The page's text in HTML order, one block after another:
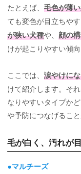
たとえば、 毛色が薄
ても変色が目立ちやす
が狭い犬種や、 顔の
けが起こりやすい傾向
ここでは、 涙やけに
けて紹介します。そ
なりやすいタイプか
や予防につなげること
毛が白く、汚れが
●マルチーズ